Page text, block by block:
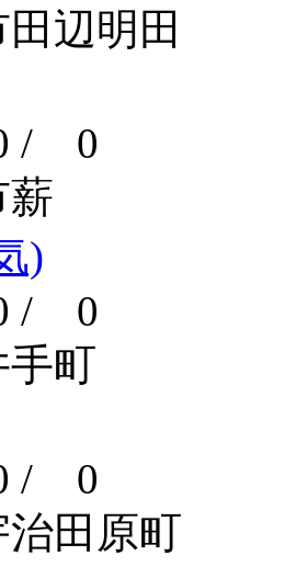
辺明田
/ 0
薪
)
/ 0
町
/ 0
田原町